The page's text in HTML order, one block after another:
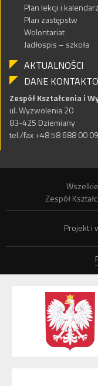
Plan lekcji i
Plan zastępstw
Wolontariat
Jadłospis – szkoła
AKTUALNOŚCI
DANE
Zespół Kształcenia i
ul. Wyzwolenia 20
83-425 Dziemiany
tel./fax +48 58 688 00 09
Zespół
Projekt i